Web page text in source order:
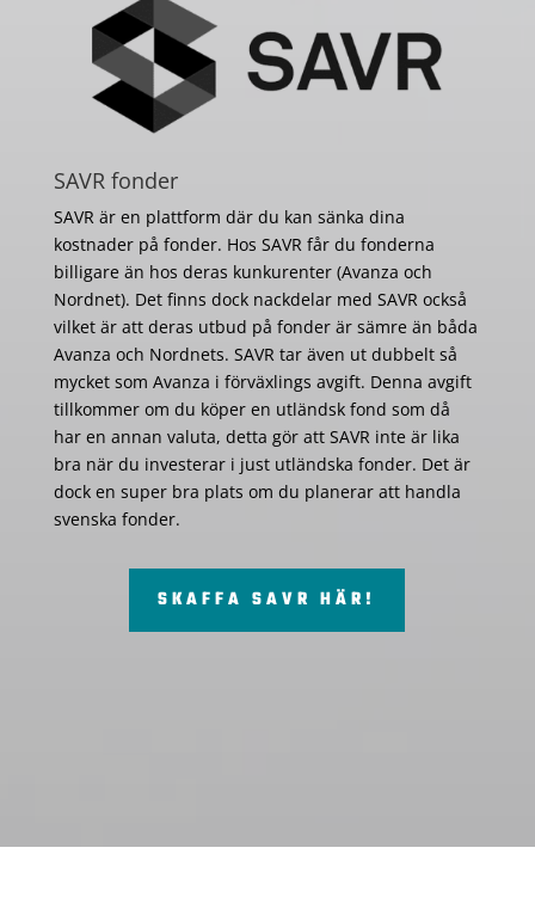
SAVR fonder
SAVR är en plattform där du kan sänka dina
kostnader på fonder. Hos SAVR får du fonderna
billigare än hos deras kunkurenter (Avanza och
Nordnet). Det finns dock nackdelar med SAVR också
vilket är att deras utbud på fonder är sämre än båda
Avanza och Nordnets. SAVR tar även ut dubbelt så
mycket som Avanza i förväxlings avgift. Denna avgift
tillkommer om du köper en utländsk fond som då
har en annan valuta, detta gör att SAVR inte är lika
bra när du investerar i just utländska fonder. Det är
dock en super bra plats om du planerar att handla
svenska fonder.
SKAFFA SAVR HÄR!